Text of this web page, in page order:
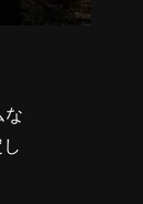
な